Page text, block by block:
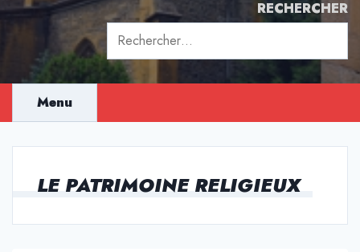
RECHERCHER
Rechercher :
Menu
LE PATRIMOINE RELIGIEUX